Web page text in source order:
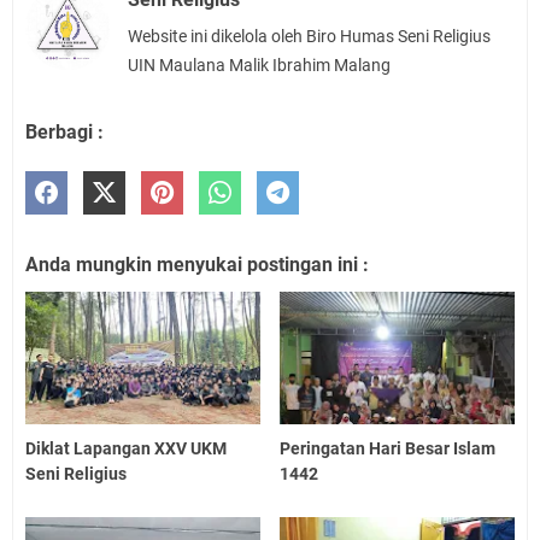
Website ini dikelola oleh Biro Humas Seni Religius
UIN Maulana Malik Ibrahim Malang
Berbagi :
Anda mungkin menyukai postingan ini :
Diklat Lapangan XXV UKM
Seni Religius
Peringatan Hari Besar Islam
1442